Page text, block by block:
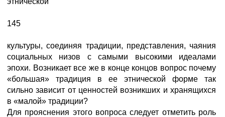
145
культуры, соединяя традиции, представления, чаяния
социальных низов с самыми высокими идеалами
эпохи. Возникает все же в конце концов вопрос почему
«большая» традиция в ее этнической форме так
сильно зависит от ценностей возникших и хранящихся
в «малой» традиции?
Для прояснения этого вопроса следует отметить роль